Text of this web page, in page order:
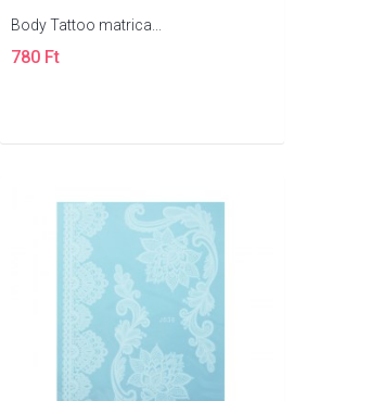
Body Tattoo matrica...
780 Ft